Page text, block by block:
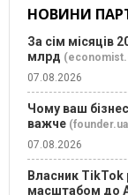
НОВИНИ
За сім місяців
млрд
07.08.2026
Чому ваш
важче
07.08.2026
Власник
масштабом до